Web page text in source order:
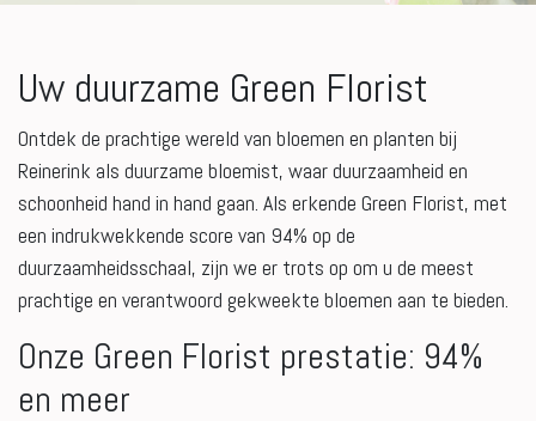
Uw duurzame Green Florist
Ontdek de prachtige wereld van bloemen en planten bij
Reinerink als duurzame bloemist, waar duurzaamheid en
schoonheid hand in hand gaan. Als erkende Green Florist, met
een indrukwekkende score van 94% op de
duurzaamheidsschaal, zijn we er trots op om u de meest
prachtige en verantwoord gekweekte bloemen aan te bieden.
Onze Green Florist prestatie: 94%
en meer